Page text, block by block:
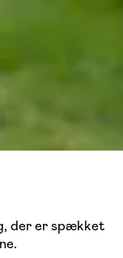
der er spækket